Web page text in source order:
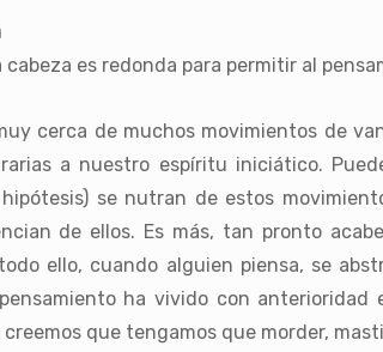
cabeza es redonda para permitir al
cerca de muchos movimientos de
a nuestro espíritu iniciático.
se nutran de estos
de ellos. Es más, tan pronto
ello, cuando alguien piensa, se
ha vivido con
creemos que tengamos que morder,